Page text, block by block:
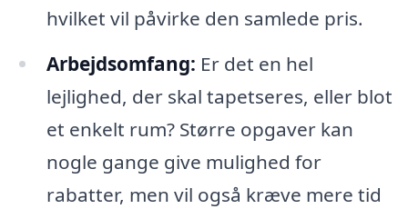
hvilket vil påvirke den samlede pris.
Arbejdsomfang: Er det en hel
lejlighed, der skal tapetseres, eller blot
et enkelt rum? Større opgaver kan
nogle gange give mulighed for
rabatter, men vil også kræve mere tid